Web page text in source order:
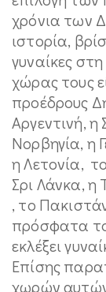
χρόνια των
ιστορία,
γυναίκες
χώρας τους
προέδρους
Αργεντινή, η
Νορβηγία, η
η Λετονία,
Σρι Λάνκα, η
, το
πρόσφατα
εκλέξει
Επίσης
χωρών